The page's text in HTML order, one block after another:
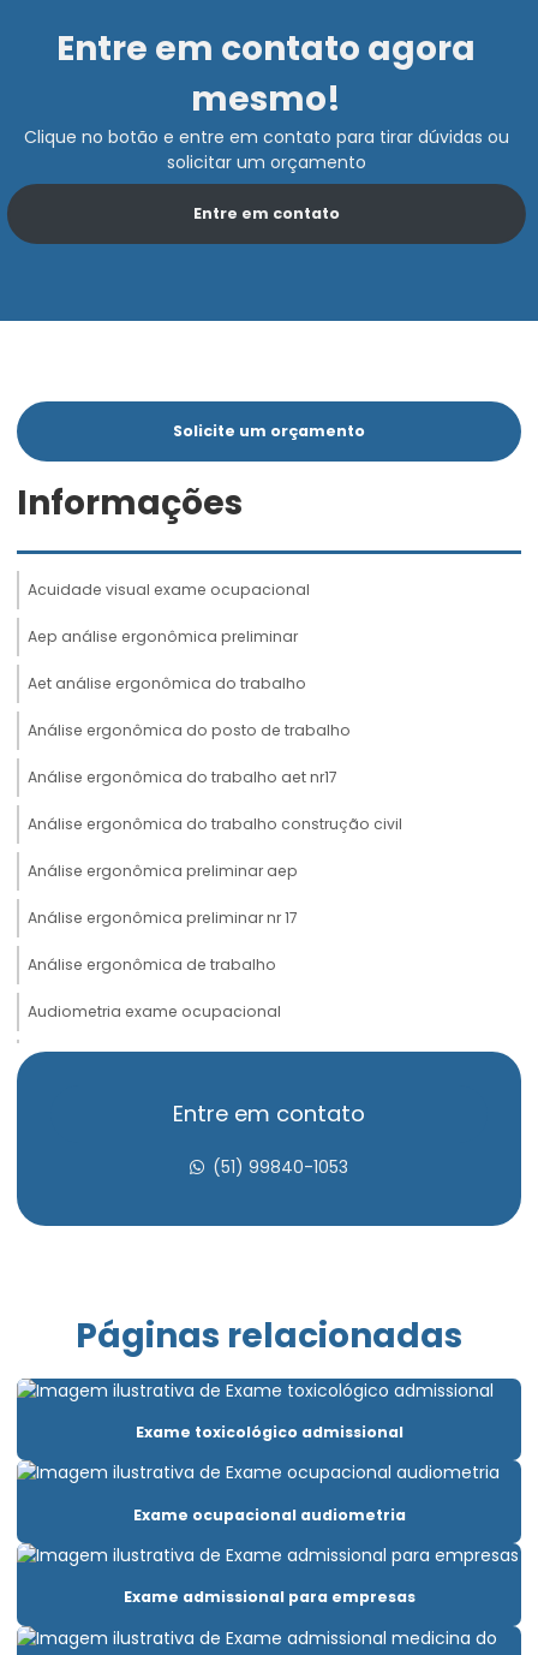
Entre em contato agora
mesmo!
Clique no botão e entre em contato para tirar dúvidas ou
solicitar um orçamento
Entre em contato
Solicite um orçamento
Informações
Acuidade visual exame ocupacional
Aep análise ergonômica preliminar
Aet análise ergonômica do trabalho
Análise ergonômica do posto de trabalho
Análise ergonômica do trabalho aet nr17
Análise ergonômica do trabalho construção civil
Análise ergonômica preliminar aep
Análise ergonômica preliminar nr 17
Análise ergonômica de trabalho
Audiometria exame ocupacional
Avaliação de insalubridade
Avaliação psicossocial admissional
Clínica aso admissional
Clínica de exame ocupacional
Clínica para fazer exame demissional
Clínica pgr
Elaboração ltcat
Entre em contato
(51) 99840-1053
Páginas relacionadas
Exame toxicológico admissional
Exame ocupacional audiometria
Exame admissional para empresas